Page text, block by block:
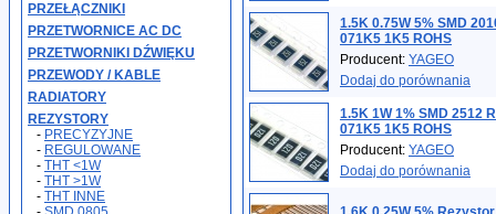
PRZEŁĄCZNIKI
PRZETWORNICE AC DC
PRZETWORNIKI DŹWIĘKU
PRZEWODY / KABLE
RADIATORY
REZYSTORY
- PRECYZYJNE
- REGULOWANE
- THT <1W
- THT >1W
- THT INNE
1.5K 0.75W 5% SMD
071K5 1K5 ROHS
Producent: YAGEO
Dodaj do porównania
1.5K 1W 1% SMD 2512
071K5 1K5 ROHS
Producent: YAGEO
Dodaj do porównania